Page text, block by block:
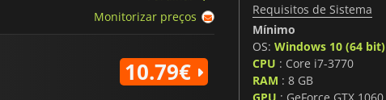
Monitorizar preços
10.79€
Requisitos de Sistema
Mínimo
OS: Windows 10 (64 bit)
CPU : Core i7-3770
RAM : 8 GB